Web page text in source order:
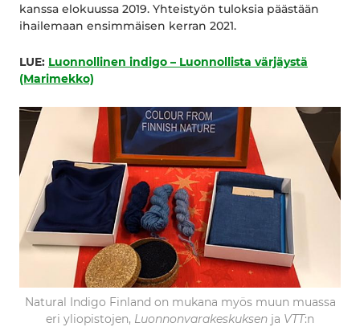
kanssa elokuussa 2019. Yhteistyön tuloksia päästään
ihailemaan ensimmäisen kerran 2021.
LUE: Luonnollinen indigo – Luonnollista värjäystä
(Marimekko)
Natural Indigo Finland on mukana myös muun muassa
eri yliopistojen, Luonnonvarakeskuksen ja VTT:n